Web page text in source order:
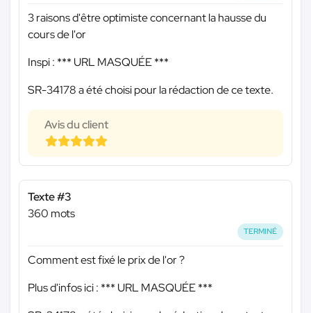
3 raisons d'être optimiste concernant la hausse du
cours de l'or
Inspi : *** URL MASQUÉE ***
SR-34178 a été choisi pour la rédaction de ce texte.
Avis du client
Texte #3
360 mots
TERMINÉ
Comment est fixé le prix de l'or ?
Plus d'infos ici : *** URL MASQUÉE ***